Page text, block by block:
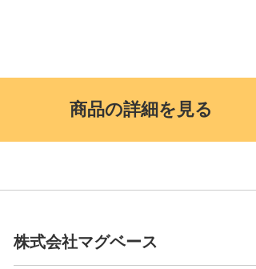
商品の詳細を見る
株式会社マグベース